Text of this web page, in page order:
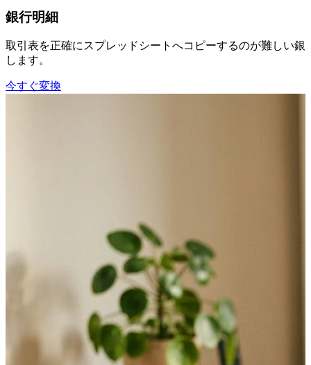
銀行明細
取引表を正確にスプレッドシートへコピーするのが難しい
します。
今すぐ変換